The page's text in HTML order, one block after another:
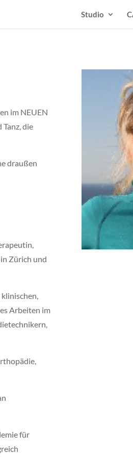
Studio
im NEUEN
die
draußen
Zürich und
Arbeiten im
für